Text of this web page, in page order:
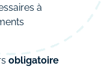
à
obligatoire